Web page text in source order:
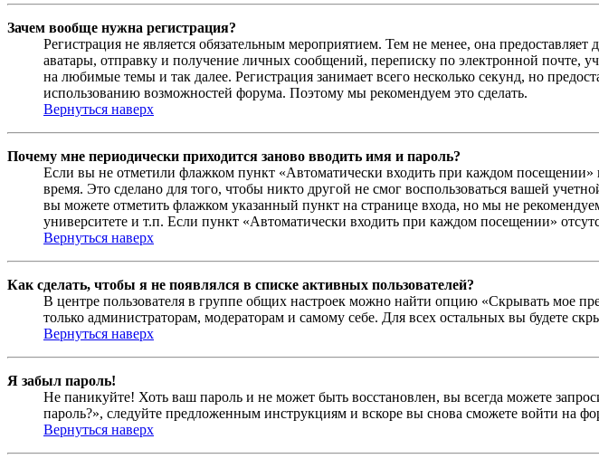
Зачем вообще нужна регистрация?
Регистрация не является обязательным мероприятием. Тем не менее, она
аватары, отправку и получение личных сообщений, переписку по электронной почте,
на любимые темы и так далее. Регистрация занимает всего несколько секунд, но
использованию возможностей форума. Поэтому мы рекомендуем это сделать.
Вернуться наверх
Почему мне периодически приходится заново вводить имя и пароль?
Если вы не отметили флажком пункт «Автоматически входить при каждом
время. Это сделано для того, чтобы никто другой не смог воспользоваться вашей
вы можете отметить флажком указанный пункт на странице входа, но мы не
университете и т.п. Если пункт «Автоматически входить при каждом посещении»
Вернуться наверх
Как сделать, чтобы я не появлялся в списке активных пользователей?
В центре пользователя в группе общих настроек можно найти опцию «Скрывать мое
только администраторам, модераторам и самому себе. Для всех остальных вы будете
Вернуться наверх
Я забыл пароль!
Не паникуйте! Хоть ваш пароль и не может быть восстановлен, вы всегда можете
пароль?», следуйте предложенным инструкциям и вскоре вы снова сможете войти на
Вернуться наверх